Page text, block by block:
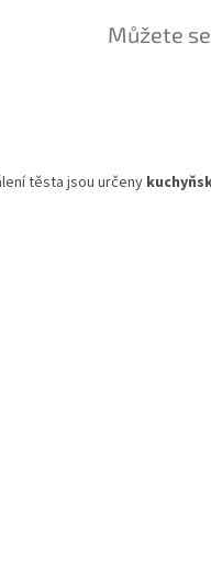
Můžete
těsta jsou určeny